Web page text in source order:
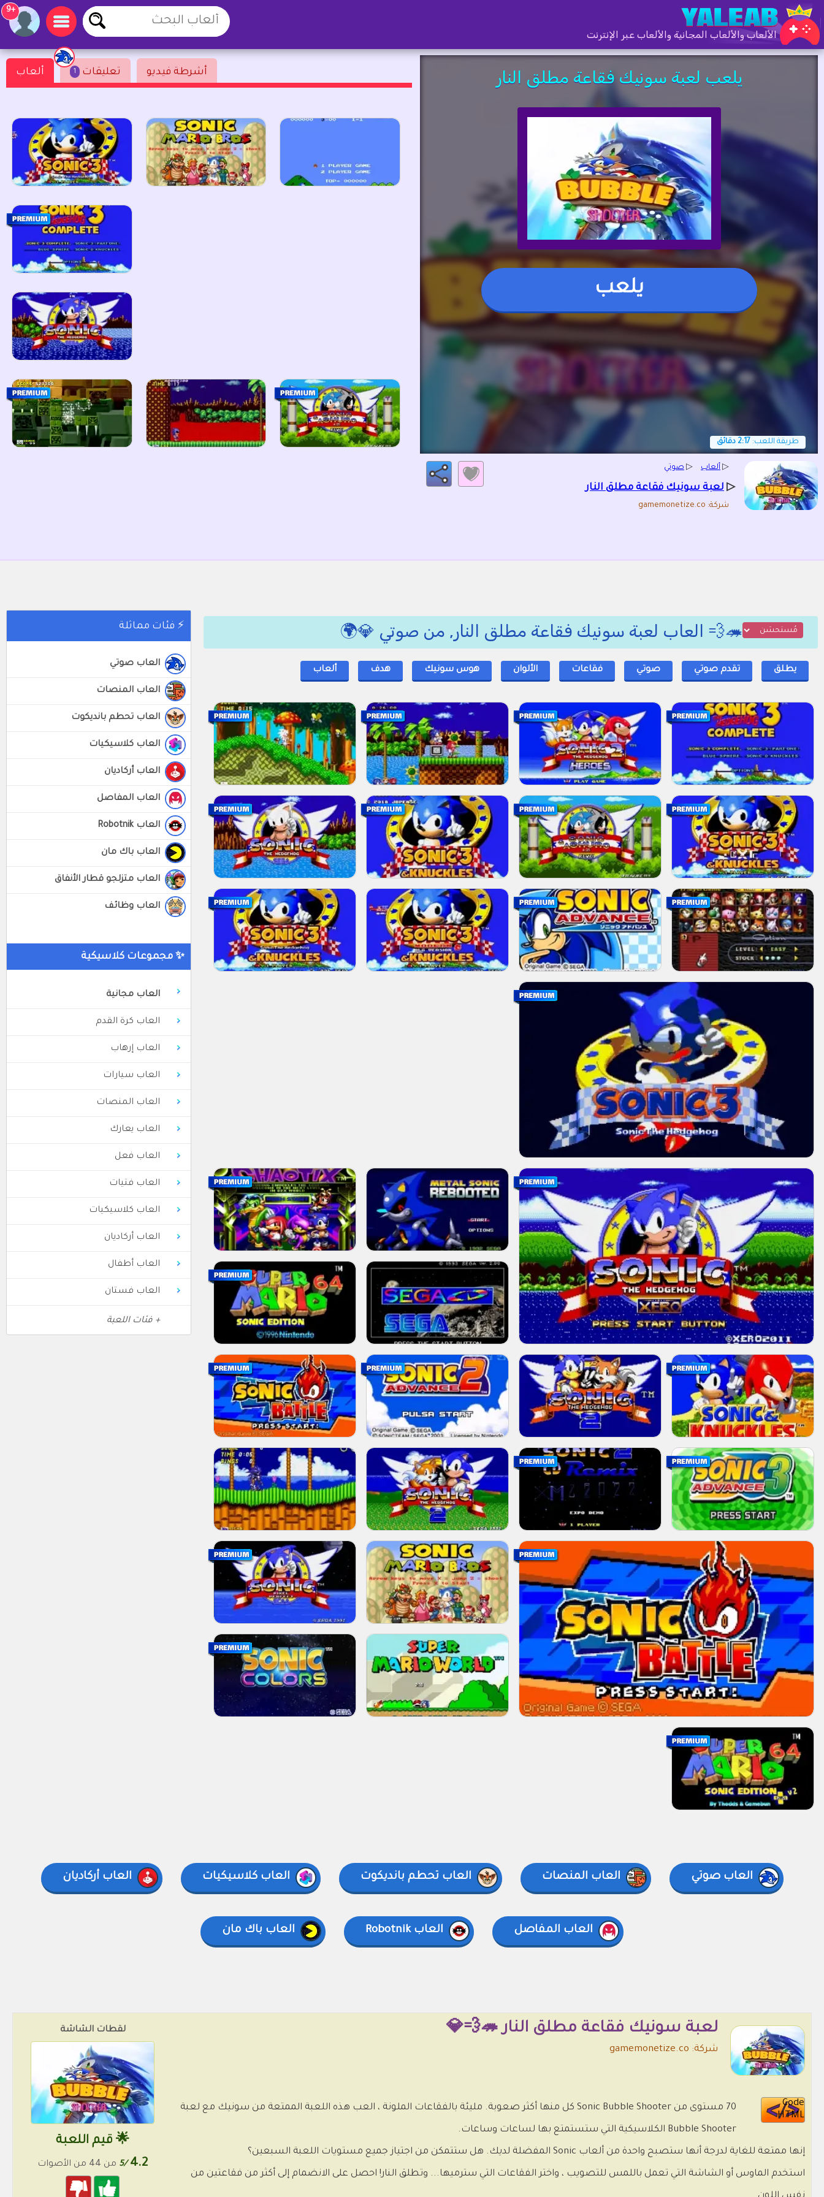
الألعاب والألعاب المجانية والألعاب عبر الإنترنت
+9
يلعب لعبة سونيك فقاعة مطلق النار
يلعب
طريقة اللعب: 2:17 دقائق
▷ ألعاب ▷ صوتي
▷ لعبة سونيك فقاعة مطلق النار
شركة: gamemonetize.co
ألعاب 1 تعليقات أشرطة فيديو
⚡ فئات مماثلة
العاب صوتي
العاب المنصات
العاب تحطم بانديكوت
العاب كلاسيكيات
العاب أركاديان
العاب المفاصل
العاب Robotnik
العاب باك مان
العاب متزلجو قطار الأنفاق
العاب وظائف
✨ مجموعات كلاسيكية
العاب مجانية
العاب كرة القدم
العاب إرهاب
العاب سيارات
العاب المنصات
العاب يعارك
العاب فعل
العاب فتيات
العاب كلاسيكيات
العاب أركاديان
العاب أطفال
العاب فستان
+ فئات اللعبة
🦔💨 العاب لعبة سونيك فقاعة مطلق النار, من صوتي 💎🌍
يطلق تقدم صوتي صوتي فقاعات الألوان هوس سونيك هدف ألعاب
العاب صوتي العاب المنصات العاب تحطم بانديكوت العاب كلاسيكيات العاب أركاديان
العاب المفاصل العاب Robotnik العاب باك مان
لقطات الشاشة
🌟 قيم اللعبة
4.2
/5 من 44 من الأصوات
لعبة سونيك فقاعة مطلق النار 🦔💨💎
شركة: gamemonetize.co
Code
HTML
70 مستوى من Sonic Bubble Shooter كل منها أكثر صعوبة. مليئة بالفقاعات الملونة ، العب هذه اللعبة الممتعة من سونيك مع لعبة
Bubble Shooter الكلاسيكية التي ستستمتع بها لساعات وساعات.
إنها ممتعة للغاية لدرجة أنها ستصبح واحدة من ألعاب Sonic المفضلة لديك. هل ستتمكن من اجتياز جميع مستويات اللعبة السبعين؟
استخدم الماوس أو الشاشة التي تعمل باللمس للتصويب ، واختر الفقاعات التي سترميها... وتطلق النار! احصل على الانضمام إلى أكثر من فقاعتين من